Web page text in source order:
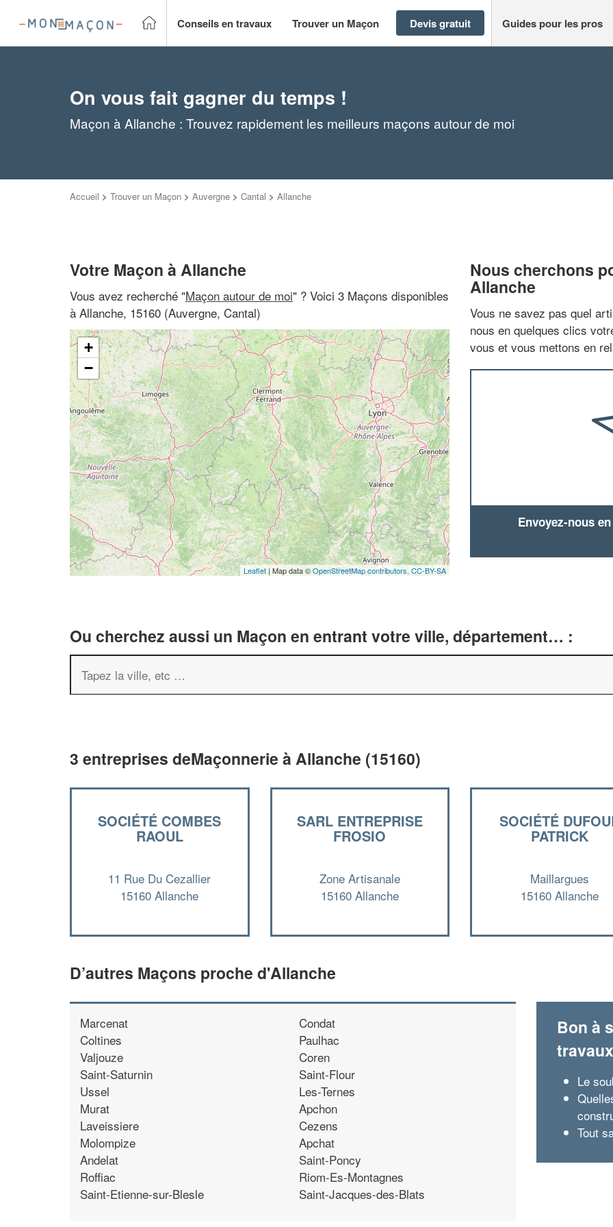
Conseils en travaux Trouver un Maçon Devis gratuit Guides pour les pros
On vous fait gagner du temps !
Maçon à Allanche : Trouvez rapidement les meilleurs maçons autour de moi
Accueil > Trouver un Maçon > Auvergne > Cantal > Allanche
Votre Maçon à Allanche
Vous avez recherché "Maçon autour de moi" ? Voici 3 Maçons disponibles
à Allanche, 15160 (Auvergne, Cantal)
+
−
Leaflet | Map data ©OpenStreetMap contributors, CC-BY-SA
Nous cherchons
Allanche
Vous ne savez pas quel
nous en quelques clics
vous et vous mettons en
Envoyez-nous
Ou cherchez aussi un Maçon en entrant votre ville, département… :
3 entreprises deMaçonnerie à Allanche (15160)
SOCIÉTÉ COMBES
RAOUL
11 Rue Du Cezallier
15160 Allanche
SARL ENTREPRISE
FROSIO
Zone Artisanale
15160 Allanche
SOCIÉTÉ
PATRICK
Maillargues
15160 Allanche
D’autres Maçons proche d'Allanche
Marcenat
Coltines
Valjouze
Saint-Saturnin
Ussel
Murat
Laveissiere
Molompize
Andelat
Roffiac
Saint-Etienne-sur-Blesle
Condat
Paulhac
Coren
Saint-Flour
Les-Ternes
Apchon
Cezens
Apchat
Saint-Poncy
Riom-Es-Montagnes
Saint-Jacques-des-Blats
Bon à
travaux
Le
Tout